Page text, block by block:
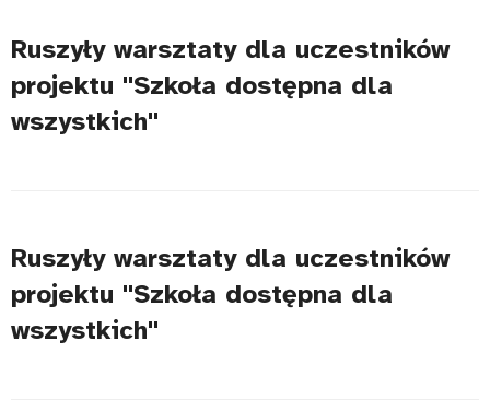
Ruszyły warsztaty dla uczestników
projektu "Szkoła dostępna dla
wszystkich"
Ruszyły warsztaty dla uczestników
projektu "Szkoła dostępna dla
wszystkich"